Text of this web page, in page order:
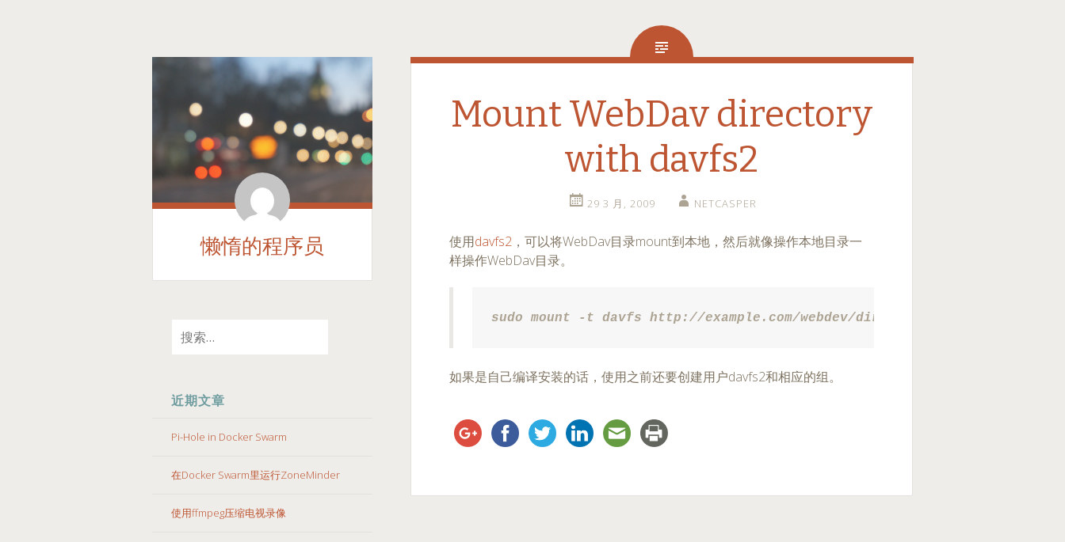
懒惰的程序员
TO
近期文章
Pi-Hole in Docker Swarm
在Docker Swarm里运行ZoneMinder
使用ffmpeg压缩电视录像
Mount WebDav directory
with davfs2
29 3 月, 2009 NETCASPER
使用davfs2 ，可以将WebDav目录mount到本地，然后就像操作本地目录一
样操作WebDav目录。
sudo mount -t davfs http://example.com/webdev/dir local-dir
如果是自己编译安装的话，使用之前还要创建用户davfs2和相应的组。